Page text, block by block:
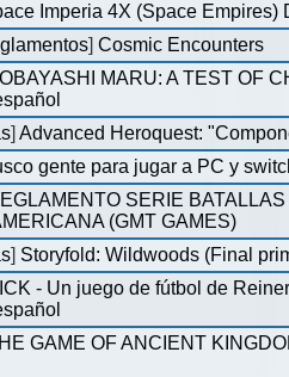
Imperia 4X (Space Empires)
]Cosmic Encounters
MARU: A TEST OF
]Advanced Heroquest:
gente para jugar a PC y
SERIE
(GMT GAMES)
] Storyfold: Wildwoods (Final
- Un juego de fútbol de
GAME OF ANCIENT